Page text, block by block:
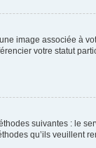
image associée à
votre statut
suivantes : le
qu’ils veuillent